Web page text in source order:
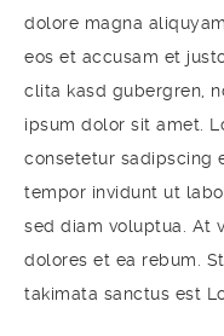
dolore magna
eos et accusam et
clita kasd gubergren,
ipsum dolor sit amet.
consetetur sadipscing
tempor invidunt ut
sed diam voluptua. At
dolores et ea rebum.
takimata sanctus est